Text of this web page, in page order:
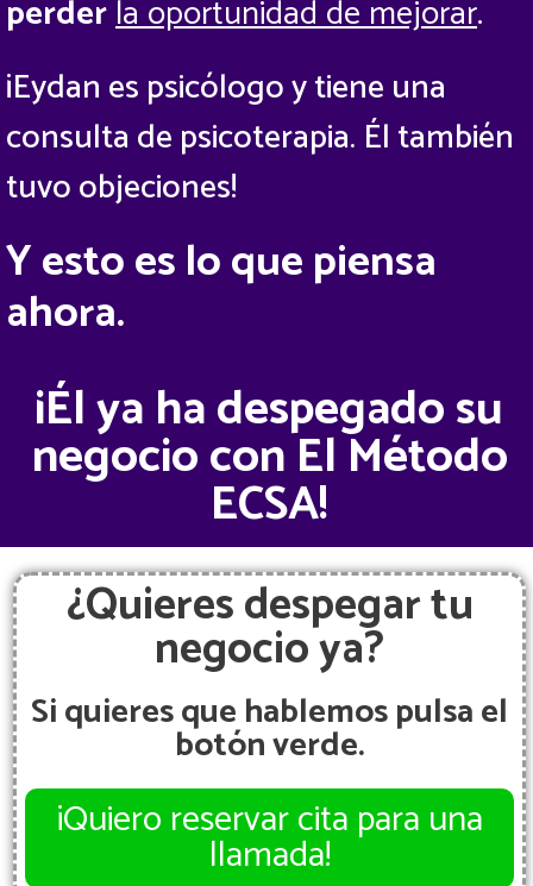
perderla oportunidad de mejorar.
¡Eydan es psicólogo y tiene una
consulta de psicoterapia. Él también
tuvo objeciones!
Y esto es lo que piensa
ahora.
¡Él ya ha despegado su
negocio con El Método
ECSA!
¿Quieres despegar tu
negocio ya?
Si quieres que hablemos pulsa el
botón verde.
¡Quiero reservar cita para una
llamada!